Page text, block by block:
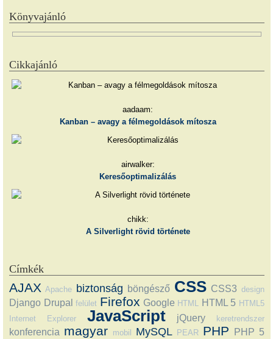
Könyvajánló
Cikkajánló
aadaam:
Kanban – avagy a félmegoldások mítosza
airwalker:
Keresőoptimalizálás
chikk:
A Silverlight rövid története
Címkék
AJAX Apache biztonság böngésző CSS CSS3 design
Django Drupal felület Firefox Google HTML HTML 5 HTML5
Internet Explorer
JavaScript jQuery keretrendszer
konferencia magyar mobil MySQL PEAR PHP PHP 5